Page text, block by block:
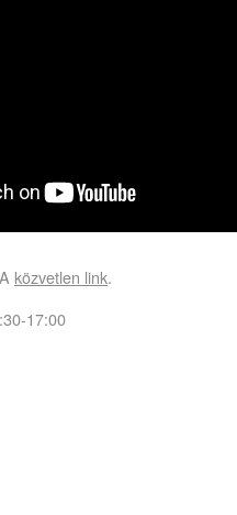
közvetlen link.
17:00